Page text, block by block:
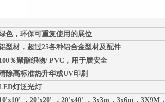
色，环保可重复使用的展位
型材，超过25各种铝合金型材及配件
％聚酯织物/ PVC，用于展安全
除高标准热升华或UV印刷
灯泛光灯
，20'x20' ，20'x40' ，3x3m，3x6m，3X9M，